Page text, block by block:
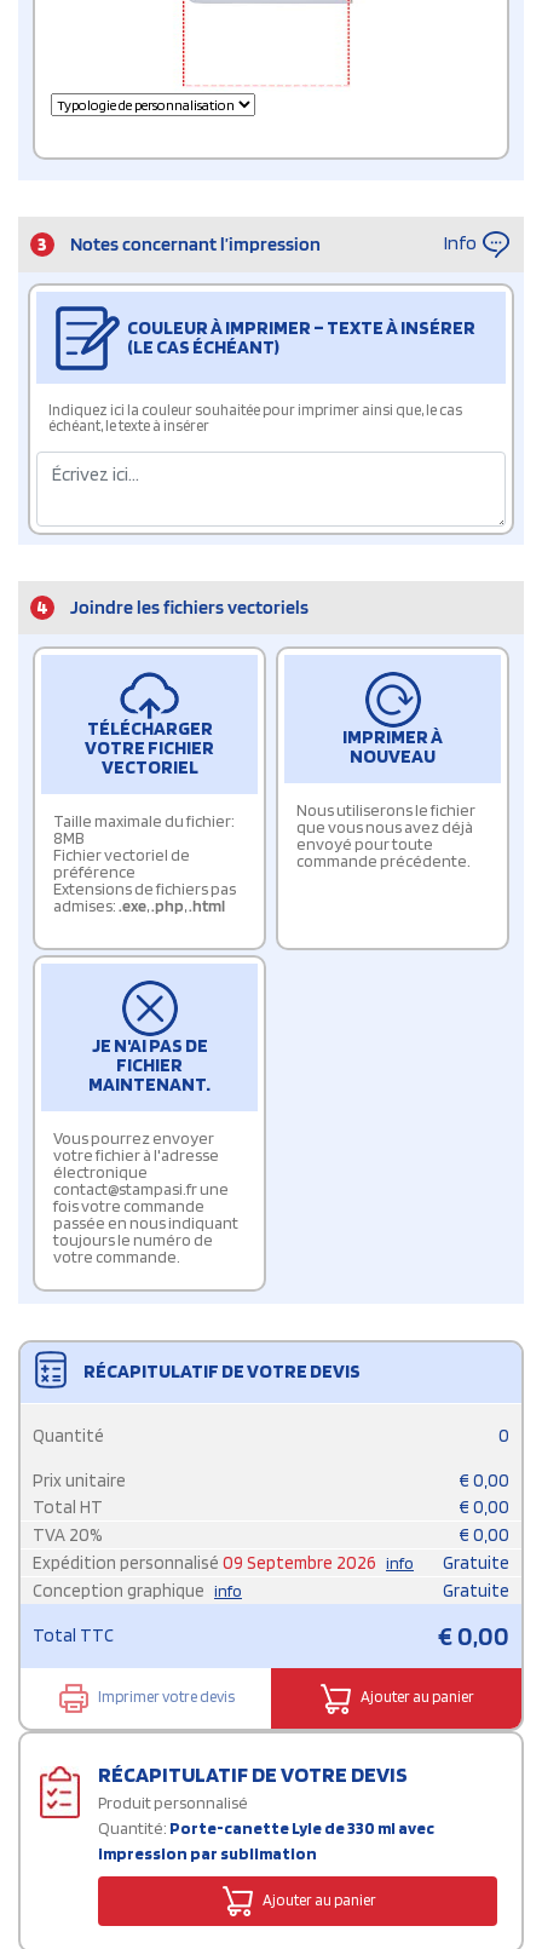
3 Notes concernant l’impression Info
COULEUR À IMPRIMER – TEXTE À INSÉRER
(LE CAS ÉCHÉANT)
Indiquez ici la couleur souhaitée pour imprimer ainsi que, le cas
échéant, le texte à insérer
4 Joindre les fichiers vectoriels
TÉLÉCHARGER
VOTRE FICHIER
VECTORIEL
Taille maximale du fichier:
8MB
Fichier vectoriel de
préférence
Extensions de fichiers pas
admises:.exe,.php,.html
IMPRIMER À
NOUVEAU
Nous utiliserons le fichier
que vous nous avez déjà
envoyé pour toute
commande précédente.
JE N'AI PAS DE
FICHIER
MAINTENANT.
Vous pourrez envoyer
votre fichier à l'adresse
électronique
contact@stampasi.fr une
fois votre commande
passée en nous indiquant
toujours le numéro de
votre commande.
RÉCAPITULATIF DE VOTRE DEVIS
Quantité 0
Prix unitaire € 0,00
Total HT
€ 0,00
TVA 20% € 0,00
Expédition personnalisé 09 Septembre 2026 info
Gratuite
Conception graphique info Gratuite
Total TTC €0,00
Imprimer votre devis Ajouter au panier
RÉCAPITULATIF DE VOTRE DEVIS
Produit personnalisé
Quantité: Porte-canette Lyle de 330 ml avec
impression par sublimation
Ajouter au panier